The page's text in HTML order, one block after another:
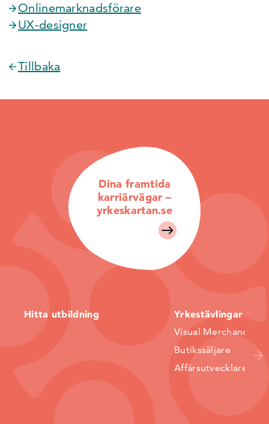
Onlinemarknadsförare
UX-designer
Tillbaka
Dina framtida
karriärvägar –
yrkeskartan.se
Hitta utbildning Yrkestävlingar
Visual Merchandiser
Butikssäljare
Affärsutvecklare